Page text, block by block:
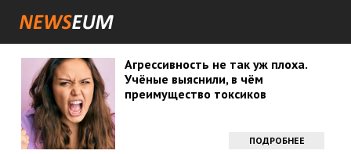
Агрессивность не так уж плоха.
Учёные выяснили, в чём
преимущество токсиков
ПОДРОБНЕЕ